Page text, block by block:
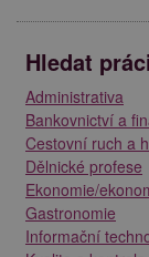
Hledat
Administrativa
Bankovnictví a
Cestovní ruch a
Dělnické profese
Ekonomie/
Gastronomie
Informační